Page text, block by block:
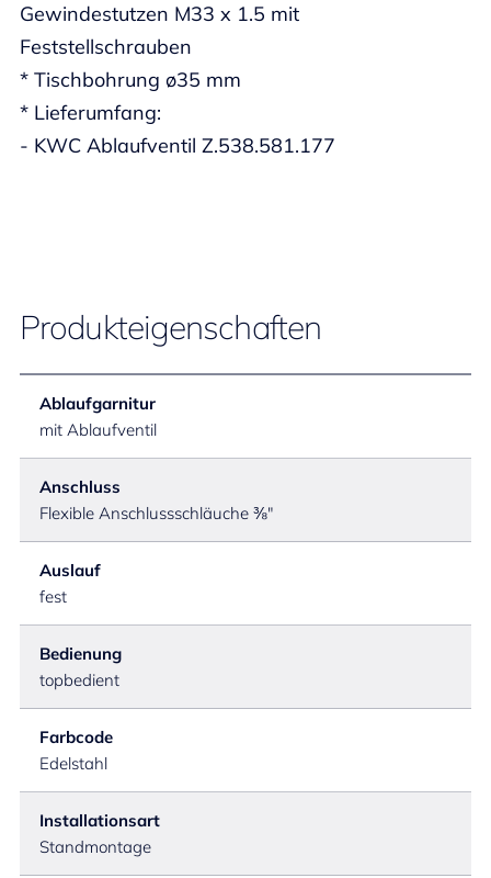
Gewindestutzen M33 x 1.5 mit
Feststellschrauben
* Tischbohrung ø35 mm
* Lieferumfang:
- KWC Ablaufventil Z.538.581.177
Produkteigenschaften
Ablaufgarnitur
mit Ablaufventil
Anschluss
Flexible Anschlussschläuche ⅜"
Auslauf
fest
Bedienung
topbedient
Farbcode
Edelstahl
Installationsart
Standmontage